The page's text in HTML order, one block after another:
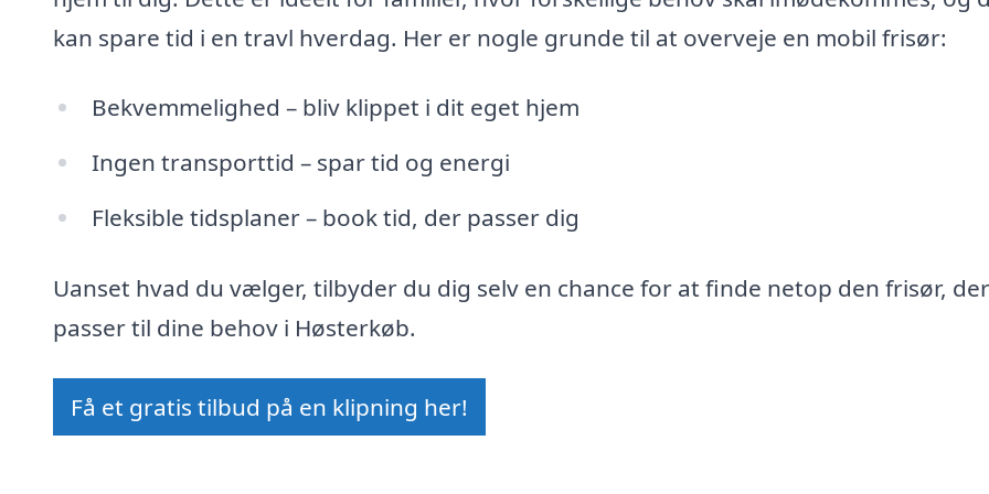
kan spare tid i en travl hverdag. Her er nogle grunde til at overveje en mobil frisør:
Bekvemmelighed – bliv klippet i dit eget hjem
Ingen transporttid – spar tid og energi
Fleksible tidsplaner – book tid, der passer dig
Uanset hvad du vælger, tilbyder du dig selv en chance for at finde netop den frisør, der
passer til dine behov i Høsterkøb.
Få et gratis tilbud på en klipning her!